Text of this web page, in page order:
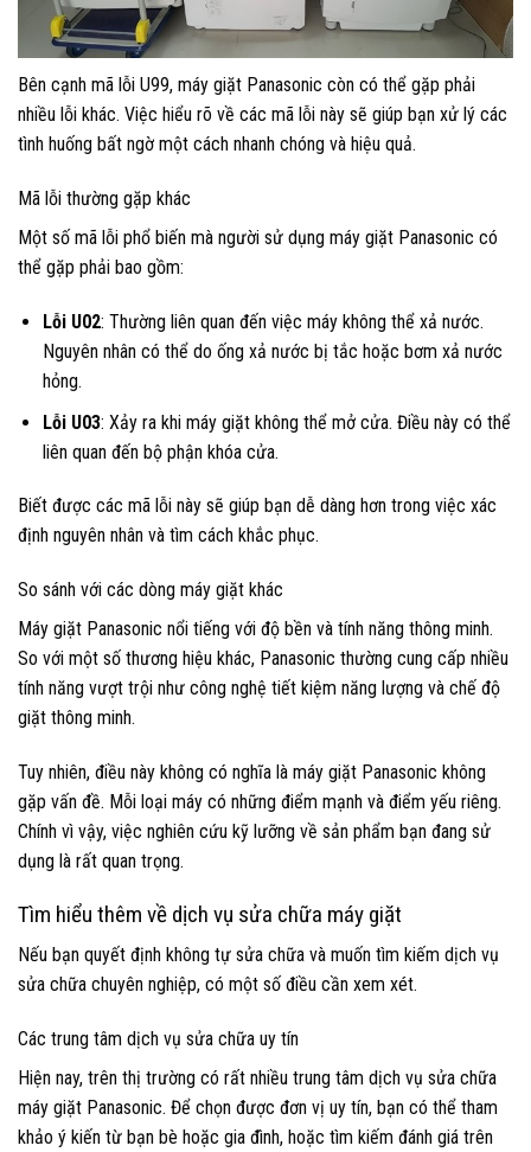
Bên cạnh mã lỗi U99, máy giặt Panasonic còn có thể gặp phải
nhiều lỗi khác. Việc hiểu rõ về các mã lỗi này sẽ giúp bạn xử lý các
tình huống bất ngờ một cách nhanh chóng và hiệu quả.
Mã lỗi thường gặp khác
Một số mã lỗi phổ biến mà người sử dụng máy giặt Panasonic có
thể gặp phải bao gồm:
Lỗi U02: Thường liên quan đến việc máy không thể xả nước.
Nguyên nhân có thể do ống xả nước bị tắc hoặc bơm xả nước
hỏng.
Lỗi U03: Xảy ra khi máy giặt không thể mở cửa. Điều này có thể
liên quan đến bộ phận khóa cửa.
Biết được các mã lỗi này sẽ giúp bạn dễ dàng hơn trong việc xác
định nguyên nhân và tìm cách khắc phục.
So sánh với các dòng máy giặt khác
Máy giặt Panasonic nổi tiếng với độ bền và tính năng thông minh.
So với một số thương hiệu khác, Panasonic thường cung cấp nhiều
tính năng vượt trội như công nghệ tiết kiệm năng lượng và chế độ
giặt thông minh.
Tuy nhiên, điều này không có nghĩa là máy giặt Panasonic không
gặp vấn đề. Mỗi loại máy có những điểm mạnh và điểm yếu riêng.
Chính vì vậy, việc nghiên cứu kỹ lưỡng về sản phẩm bạn đang sử
dụng là rất quan trọng.
Tìm hiểu thêm về dịch vụ sửa chữa máy giặt
Nếu bạn quyết định không tự sửa chữa và muốn tìm kiếm dịch vụ
sửa chữa chuyên nghiệp, có một số điều cần xem xét.
Các trung tâm dịch vụ sửa chữa uy tín
Hiện nay, trên thị trường có rất nhiều trung tâm dịch vụ sửa chữa
máy giặt Panasonic. Để chọn được đơn vị uy tín, bạn có thể tham
khảo ý kiến từ bạn bè hoặc gia đình, hoặc tìm kiếm đánh giá trên